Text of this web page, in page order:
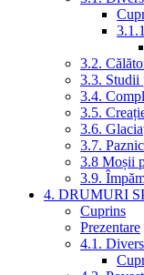
3.2.
3.3. Studii
3.4.
3.5.
3.6.
3.7.
3.8 Moșii
3.9.
4. DRUMURI
Cuprins
Prezentare
4.1.